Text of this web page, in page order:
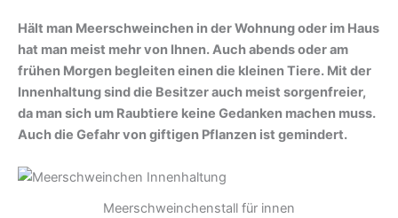
Hält man Meerschweinchen in der Wohnung oder im Haus
hat man meist mehr von Ihnen. Auch abends oder am
frühen Morgen begleiten einen die kleinen Tiere. Mit der
Innenhaltung sind die Besitzer auch meist sorgenfreier,
da man sich um Raubtiere keine Gedanken machen muss.
Auch die Gefahr von giftigen Pflanzen ist gemindert.
Meerschweinchenstall für innen